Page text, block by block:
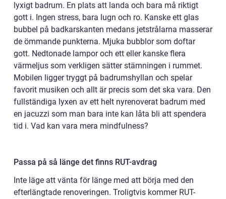
lyxigt badrum. En plats att landa och bara må riktigt
gott i. Ingen stress, bara lugn och ro. Kanske ett glas
bubbel på badkarskanten medans jetstrålarna masserar
de ömmande punkterna. Mjuka bubblor som doftar
gott. Nedtonade lampor och ett eller kanske flera
värmeljus som verkligen sätter stämningen i rummet.
Mobilen ligger tryggt på badrumshyllan och spelar
favorit musiken och allt är precis som det ska vara. Den
fullständiga lyxen av ett helt nyrenoverat badrum med
en jacuzzi som man bara inte kan låta bli att spendera
tid i. Vad kan vara mera mindfulness?
Passa på så länge det finns RUT-avdrag
Inte läge att vänta för länge med att börja med den
efterlängtade renoveringen. Troligtvis kommer RUT-